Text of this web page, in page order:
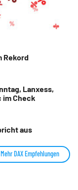
Rekord
Lanxess,
im Check
aus
Mehr DAX Empfehlungen